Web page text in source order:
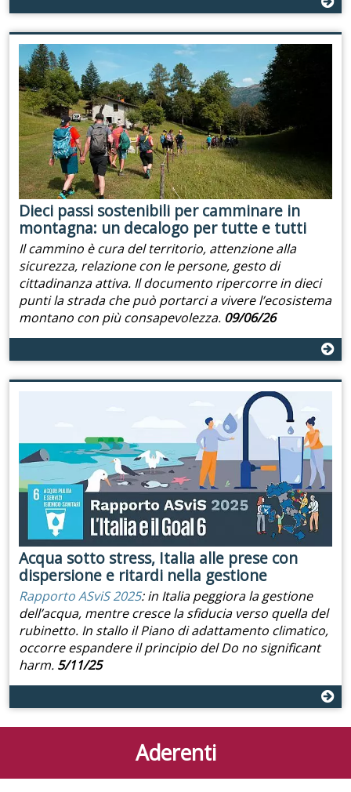
Dieci passi sostenibili per camminare in
montagna: un decalogo per tutte e tutti
Il cammino è cura del territorio, attenzione alla
sicurezza, relazione con le persone, gesto di
cittadinanza attiva. Il documento ripercorre in dieci
punti la strada che può portarci a vivere l’ecosistema
montano con più consapevolezza. 09/06/26
Acqua sotto stress, Italia alle prese con
dispersione e ritardi nella gestione
Rapporto ASviS 2025: in Italia peggiora la gestione
dell’acqua, mentre cresce la sfiducia verso quella del
rubinetto. In stallo il Piano di adattamento climatico,
occorre espandere il principio del Do no significant
harm. 5/11/25
Aderenti